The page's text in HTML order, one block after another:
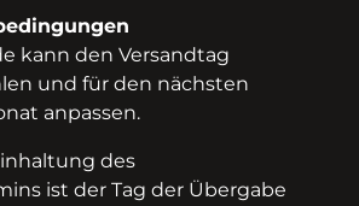
kann den Versandtag
und für den nächsten
anpassen.
des
ist der Tag der Übergabe